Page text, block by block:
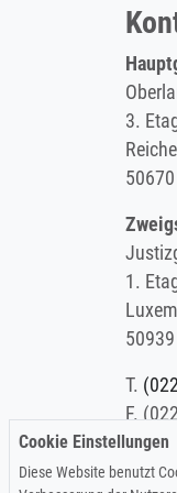
3.
1.
T.
F.
E.
Cookie Einstellungen
Diese Website benutzt